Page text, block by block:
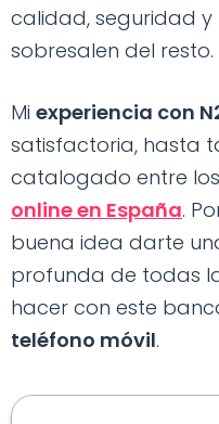
calidad, seguridad
sobresalen del resto.
Mi experiencia con
satisfactoria, hasta
catalogado entre
online en España.
buena idea darte
profunda de todas
hacer con este
teléfono móvil.